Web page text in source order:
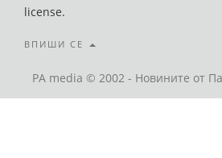
license.
ВПИШИ СЕ
PA media © 2002 - Новините от